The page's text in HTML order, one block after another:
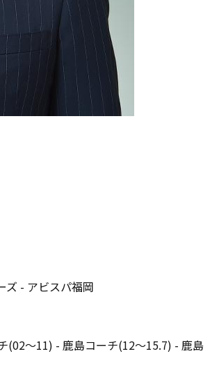
ズ - アビスパ福岡
(02〜11) - 鹿島コーチ(12〜15.7) - 鹿島